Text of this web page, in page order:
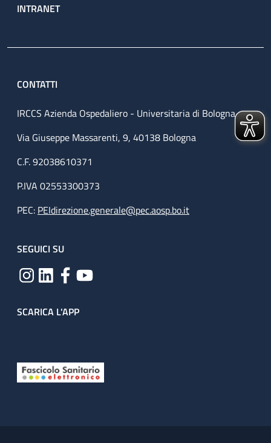
INTRANET
CONTATTI
IRCCS Azienda Ospedaliero - Universitaria di Bologna
Via Giuseppe Massarenti, 9, 40138 Bologna
C.F. 92038610371
P.IVA 02553300373
PEC: PEIdirezione.generale@pec.aosp.bo.it
SEGUICI SU
SCARICA L'APP